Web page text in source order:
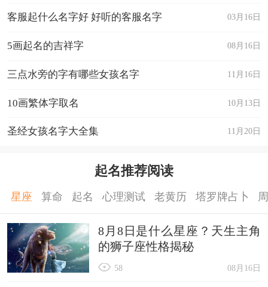
03月16日
客服起什么名字好 好听的客服名字
08月16日
5画起名的吉祥字
11月16日
三点水旁的字有哪些女孩名字
10月13日
10画繁体字取名
11月20日
圣经女孩名字大全集
起名推荐阅读
星座 算命 起名 心理测试 老黄历 塔罗牌占卜
8月8日是什么星座？天生主角
的狮子座性格揭秘
08月16日
58